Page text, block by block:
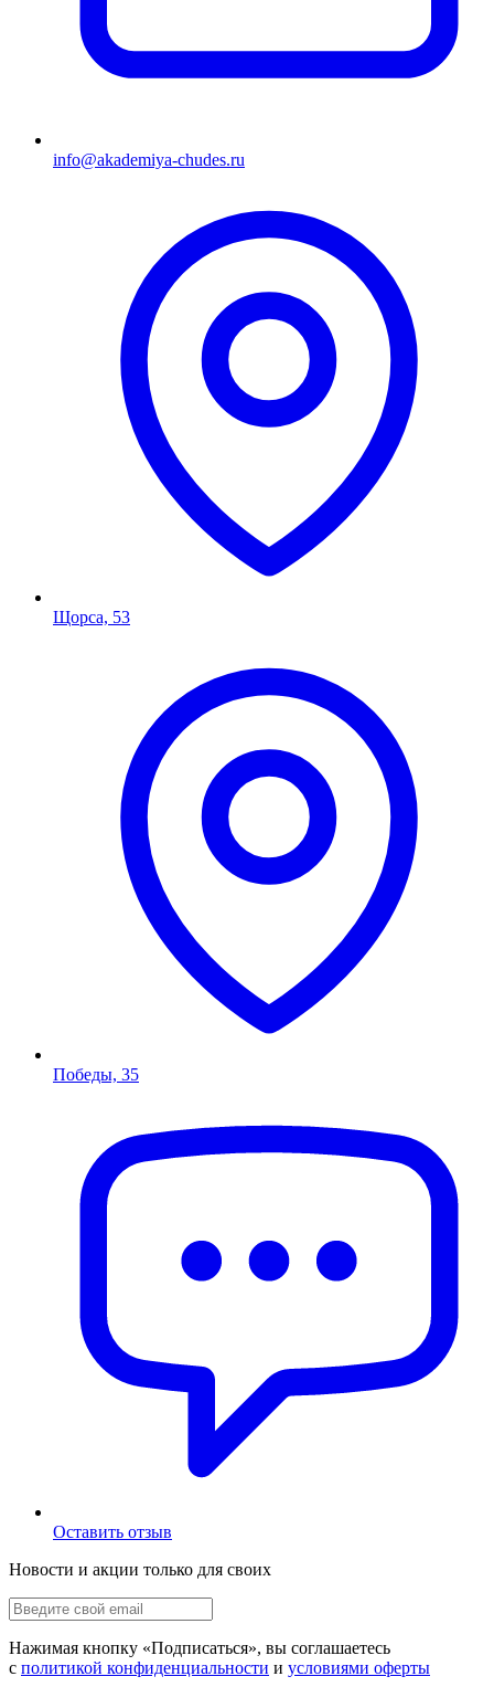
info@akademiya-chudes.ru
Щорса, 53
Победы, 35
Оставить отзыв
Новости и акции только для своих
Нажимая кнопку «Подписаться», вы соглашаетесь
с политикой конфиденциальности и условиями оферты